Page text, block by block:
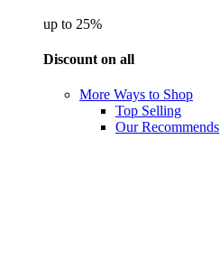
up to 25%
Discount on all
More Ways to Shop
Top Selling
Our Recommends